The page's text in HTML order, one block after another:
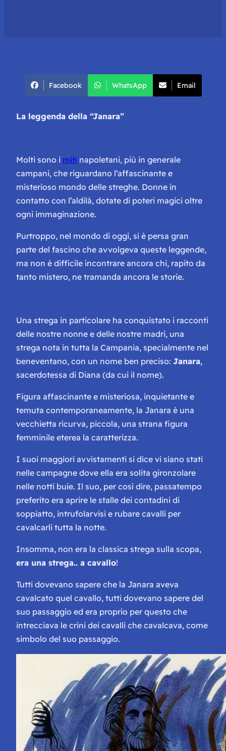
Facebook WhatsApp Email
La leggenda della “Janara”
Molti sono i miti napoletani, più in generale
campani, che riguardano l’affascinante e
misterioso mondo delle streghe. Donne in
contatto con l’aldilà, dotate di poteri magici oltre
ogni immaginazione.
Purtroppo, nel mondo di oggi, si è persa gran
parte del fascino che avvolgeva queste leggende,
ma non è difficile incontrare ancora chi, rapito da
tanto mistero, ne tramanda ancora le storie.
Una strega in particolare ha conquistato i racconti
delle nostre nonne e delle nostre madri, una
strega nota in tutta la Campania, specialmente nel
beneventano, con un nome ben preciso: Janara,
sacerdotessa di Diana (da cui il nome).
Figura affascinante e misteriosa, inquietante e
temuta contemporaneamente, la Janara è una
vecchietta ricurva, piccola, una strana figura
femminile eterea la caratterizza.
I suoi maggiori avvistamenti si dice vi siano stati
nelle campagne dove ella era solita gironzolare
nelle notti buie. Il suo, per così dire, passatempo
preferito era aprire le stalle dei contadini di
soppiatto, intrufolarvisi e rubare cavalli per
cavalcarli tutta la notte.
Insomma, non era la classica strega sulla scopa,
era una strega.. a cavallo!
Tutti dovevano sapere che la Janara aveva
cavalcato quel cavallo, tutti dovevano sapere del
suo passaggio ed era proprio per questo che
intrecciava le crini dei cavalli che cavalcava, come
simbolo del suo passaggio.